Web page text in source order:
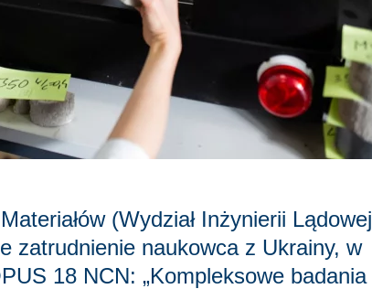
(Wydział Inżynierii Lądowej
zatrudnienie naukowca z Ukrainy, w
18 NCN: „Kompleksowe badania